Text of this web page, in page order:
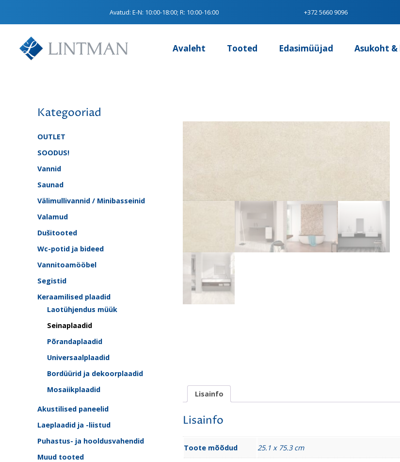
Avatud:E-N: 10:00-18:00; R: 10:00-16:00 +372 5660 9096
Avaleht Tooted Edasimüüjad Asukoht
Kategooriad
OUTLET
SOODUS!
Vannid
Saunad
Välimullivannid / Minibasseinid
Valamud
Dušitooted
Wc-potid ja bideed
Vannitoamööbel
Segistid
Keraamilised plaadid
Laotühjendus müük
Seinaplaadid
Põrandaplaadid
Universaalplaadid
Bordüürid ja dekoorplaadid
Mosaiikplaadid
Akustilised paneelid
Laeplaadid ja -liistud
Puhastus- ja hooldusvahendid
Muud tooted
Lisainfo
Lisainfo
Toote mõõdud 25.1 x 75.3 cm